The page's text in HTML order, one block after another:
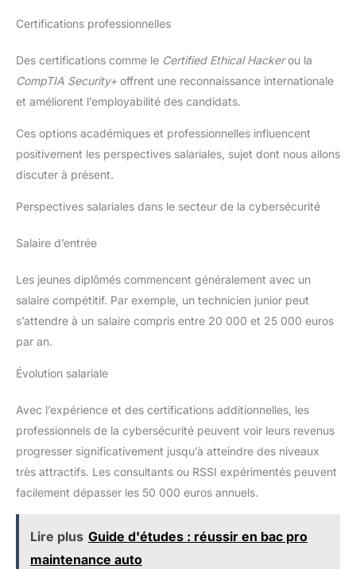
Certifications professionnelles
Des certifications comme le Certified Ethical Hackerou la
CompTIA Security+ offrent une reconnaissance internationale
et améliorent l’employabilité des candidats.
Ces options académiques et professionnelles influencent
positivement les perspectives salariales, sujet dont nous allons
discuter à présent.
Perspectives salariales dans le secteur de la cybersécurité
Salaire d’entrée
Les jeunes diplômés commencent généralement avec un
salaire compétitif. Par exemple, un technicien junior peut
s’attendre à un salaire compris entre 20 000 et 25 000 euros
par an.
Évolution salariale
Avec l’expérience et des certifications additionnelles, les
professionnels de la cybersécurité peuvent voir leurs revenus
progresser significativement jusqu’à atteindre des niveaux
très attractifs. Les consultants ou RSSI expérimentés peuvent
facilement dépasser les 50 000 euros annuels.
Lire plus Guide d'études : réussir en bac pro
maintenance auto